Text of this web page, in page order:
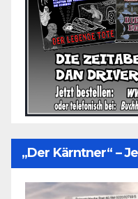
„Der Kärntner“ –